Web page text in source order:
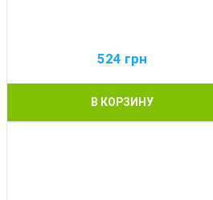
524 грн
В КОРЗИНУ